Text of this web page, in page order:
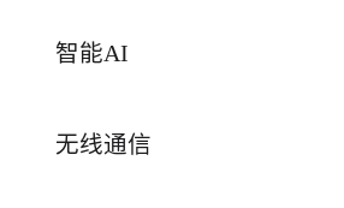
智能AI
无线通信